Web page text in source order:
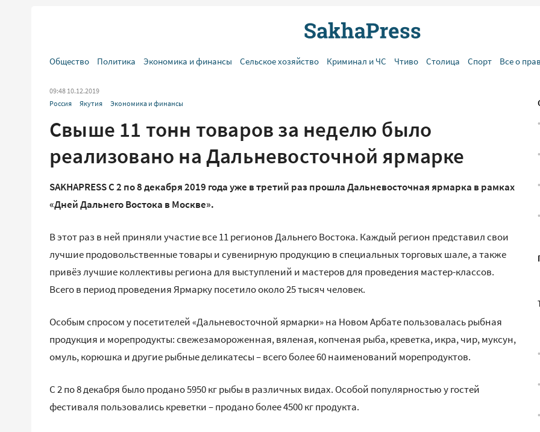
Общество Политика Экономика и финансы Сельское хозяйство Криминал и ЧС Чтиво Столица Спорт Все о
09:48 10.12.2019
Россия
Якутия Экономика и финансы
Свыше 11 тонн товаров за неделю было
реализовано на Дальневосточной ярмарке
SAKHAPRESS С 2 по 8 декабря 2019 года уже в третий раз прошла Дальневосточная ярмарка в рамках
«Дней Дальнего Востока в Москве».
В этот раз в ней приняли участие все 11 регионов Дальнего Востока. Каждый регион представил свои
лучшие продовольственные товары и сувенирную продукцию в специальных торговых шале, а также
привёз лучшие коллективы региона для выступлений и мастеров для проведения мастер-классов.
Всего в период проведения Ярмарку посетило около 25 тысяч человек.
Особым спросом у посетителей «Дальневосточной ярмарки» на Новом Арбате пользовалась рыбная
продукция и морепродукты: свежезамороженная, вяленая, копченая рыба, креветка, икра, чир, муксун,
омуль, корюшка и другие рыбные деликатесы – всего более 60 наименований морепродуктов.
С 2 по 8 декабря было продано 5950 кг рыбы в различных видах. Особой популярностью у гостей
фестиваля пользовались креветки – продано более 4500 кг продукта.